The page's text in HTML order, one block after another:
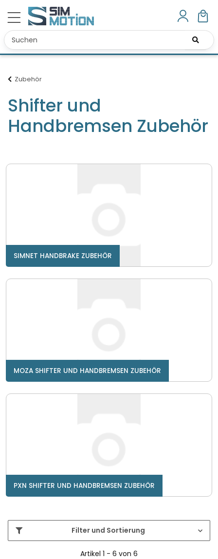
Zubehör
Shifter und
Handbremsen Zubehör
SIMNET HANDBRAKE ZUBEHÖR
MOZA SHIFTER UND HANDBREMSEN ZUBEHÖR
PXN SHIFTER UND HANDBREMSEN ZUBEHÖR
Filter und Sortierung
Artikel 1 - 6 von 6